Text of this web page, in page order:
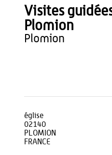
Office de Tourisme du Pays de Thiérache
Visites
Plomion
plomion
église
02140
PLOMION
FRANCE